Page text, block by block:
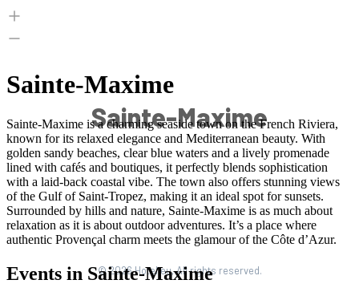
Sainte-Maxime
© 2026 Hotel.eu, All rights reserved.